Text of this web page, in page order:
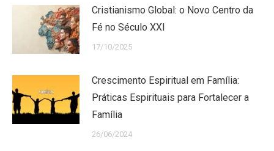
Cristianismo Global: o Novo Centro da
Fé no Século XXI
17/10/2025
Crescimento Espiritual em Família:
Práticas Espirituais para Fortalecer a
Família
26/06/2024